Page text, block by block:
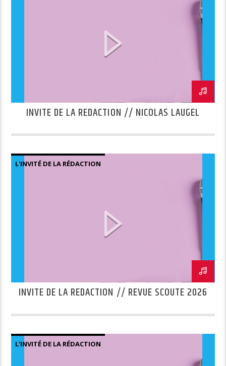
INVITE DE LA REDACTION // NICOLAS LAUGEL
L'INVITÉ DE LA RÉDACTION
INVITE DE LA REDACTION // REVUE SCOUTE 2026
L'INVITÉ DE LA RÉDACTION